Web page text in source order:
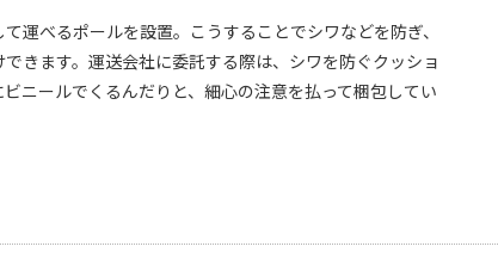
運べるポールを設置。こうすることでシワなどを防ぎ、
きます。運送会社に委託する際は、シワを防ぐクッショ
ニールでくるんだりと、細心の注意を払って梱包してい